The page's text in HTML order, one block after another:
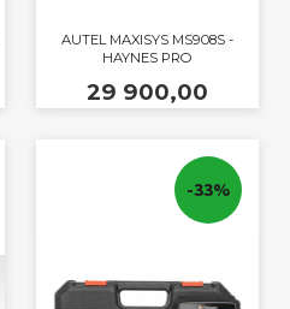
AUTEL MAXISYS MS908S -
HAYNES PRO
Pris
29 900,00
-33%